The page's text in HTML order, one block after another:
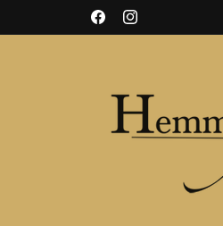
FacebookInstagram